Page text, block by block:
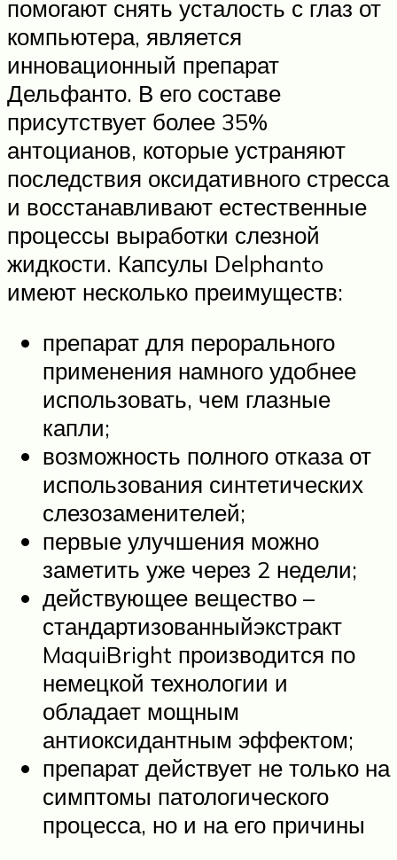
помогают снять усталость с глаз от
компьютера, является
инновационный препарат
Дельфанто. В его составе
присутствует более 35%
антоцианов, которые устраняют
последствия оксидативного стресса
и восстанавливают естественные
процессы выработки слезной
жидкости. Капсулы Delphanto
имеют несколько преимуществ:
препарат для перорального
применения намного удобнее
использовать, чем глазные
капли;
возможность полного отказа от
использования синтетических
слезозаменителей;
первые улучшения можно
заметить уже через 2 недели;
действующее вещество –
стандартизованныйэкстракт
MaquiBright производится по
немецкой технологии и
обладает мощным
антиоксидантным эффектом;
препарат действует не только на
симптомы патологического
процесса, но и на его причины